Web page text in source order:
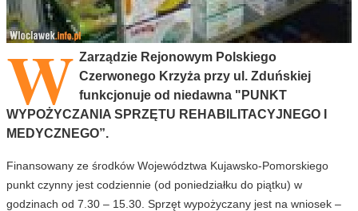
W Zarządzie Rejonowym Polskiego
Czerwonego Krzyża przy ul. Zduńskiej
funkcjonuje od niedawna "PUNKT
WYPOŻYCZANIA SPRZĘTU REHABILITACYJNEGO I
MEDYCZNEGO”.
Finansowany ze środków Województwa Kujawsko-Pomorskiego
punkt czynny jest codziennie (od poniedziałku do piątku) w
godzinach od 7.30 – 15.30. Sprzęt wypożyczany jest na wniosek –